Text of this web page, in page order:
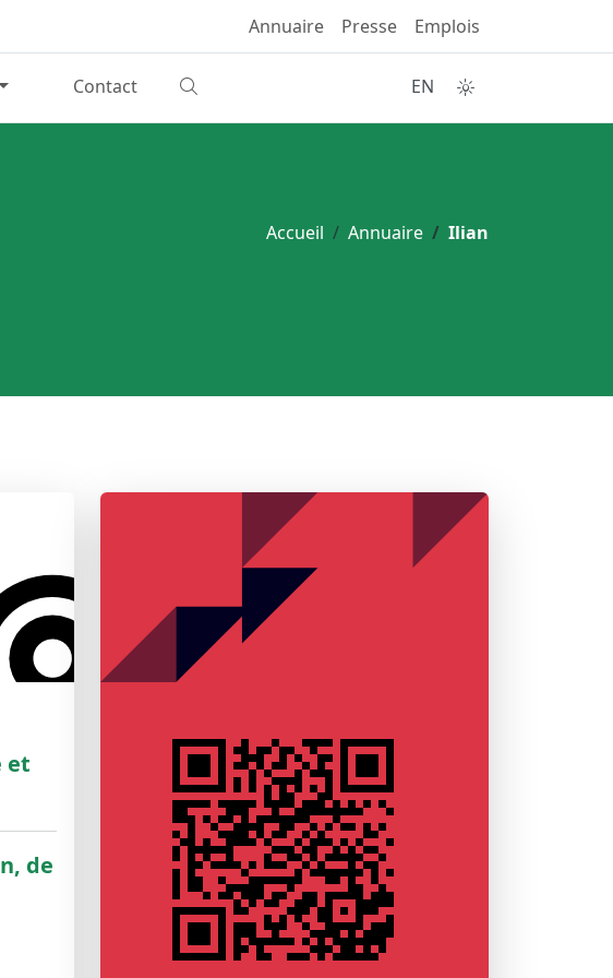
Annuaire Presse Emplois
Contact EN
Accueil Annuaire Ilian
et
de